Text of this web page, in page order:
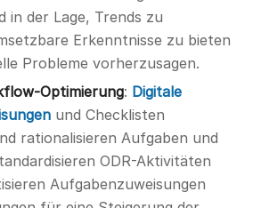
in der Lage, Trends zu
Erkenntnisse zu bieten
Probleme vorherzusagen.
Optimierung: Digitale
und Checklisten
rationalisieren Aufgaben und
ODR-Aktivitäten
Aufgabenzuweisungen